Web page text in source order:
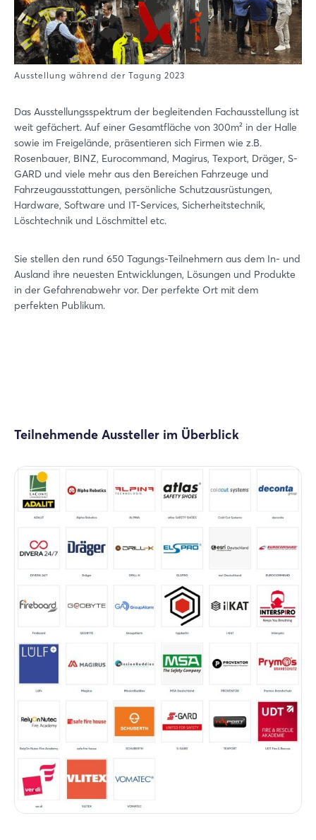
Ausstellung während der Tagung 2023
Das Ausstellungsspektrum der begleitenden Fachausstellung ist
weit gefächert. Auf einer Gesamtfläche von 300m² in der Halle
sowie im Freigelände, präsentieren sich Firmen wie z.B.
Rosenbauer, BINZ, Eurocommand, Magirus, Texport, Dräger, S-
GARD und viele mehr aus den Bereichen Fahrzeuge und
Fahrzeugausstattungen, persönliche Schutzausrüstungen,
Hardware, Software und IT-Services, Sicherheitstechnik,
Löschtechnik und Löschmittel etc.
Sie stellen den rund 650 Tagungs-Teilnehmern aus dem In- und
Ausland ihre neuesten Entwicklungen, Lösungen und Produkte
in der Gefahrenabwehr vor. Der perfekte Ort mit dem
perfekten Publikum.
Teilnehmende Aussteller im Überblick